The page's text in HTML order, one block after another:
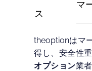
ス
マ
theoptionはマ
得し、安全性
オプション業